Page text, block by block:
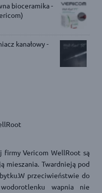
bioceramika -
kanałowy -
firmy Vericom WellRoot są
mieszania. Twardnieją pod
przeciwieństwie do
wapnia nie